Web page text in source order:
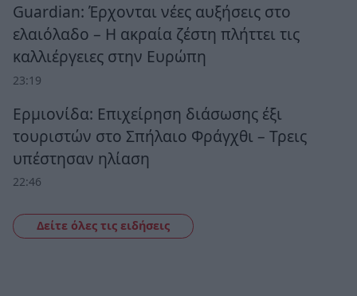
Guardian: Έρχονται νέες αυξήσεις στο
ελαιόλαδο – Η ακραία ζέστη πλήττει τις
καλλιέργειες στην Ευρώπη
23:19
Ερμιονίδα: Επιχείρηση διάσωσης έξι
τουριστών στο Σπήλαιο Φράγχθι – Τρεις
υπέστησαν ηλίαση
22:46
Δείτε όλες τις ειδήσεις